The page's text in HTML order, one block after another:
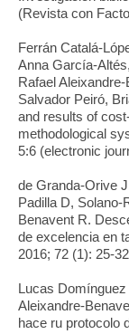
(Revista con
Ferrán Catalá-
Anna García-
Rafael
Salvador Peiró,
and results of
methodological
5:6 (electronic
de Granda-Orive
Padilla D,
Benavent R.
de excelencia en
2016; 72 (1): 25-
Lucas
Aleixandre-
hace ru protocolo